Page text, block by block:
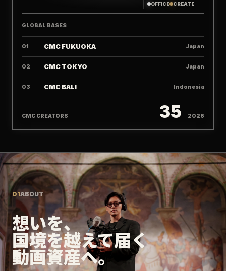
OFFICE CREATE
GLOBAL BASES
01 CMC FUKUOKA Japan
02 CMC TOKYO Japan
03 CMC BALI Indonesia
CMC CREATORS 35 2026
01ABOUT
想いを、
国境を越えて届く
動画資産へ。